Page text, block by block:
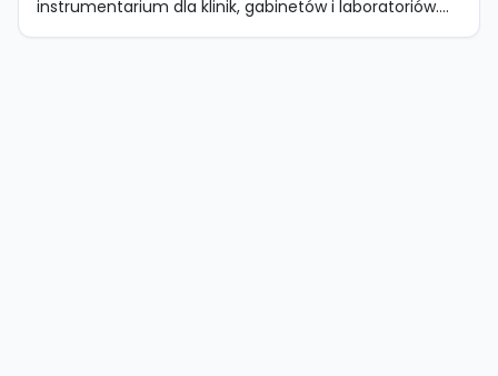
instrumentarium dla klinik, gabinetów i laboratoriów....